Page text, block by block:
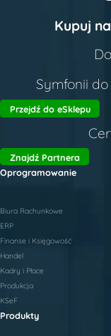
Kupuj
Symfonii
Przejdź do eSklepu
Znajdź Partnera
Oprogramowanie
Biura Rachunkowe
ERP
Finanse i Księgowość
Handel
Kadry i Płace
Produkcja
KSeF
Produkty